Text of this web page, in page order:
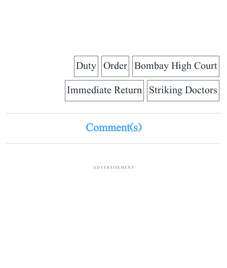
Bombay High Court
Order
Duty
Striking Doctors
Immediate Return
Comment(s)
ADVERTISEMENT